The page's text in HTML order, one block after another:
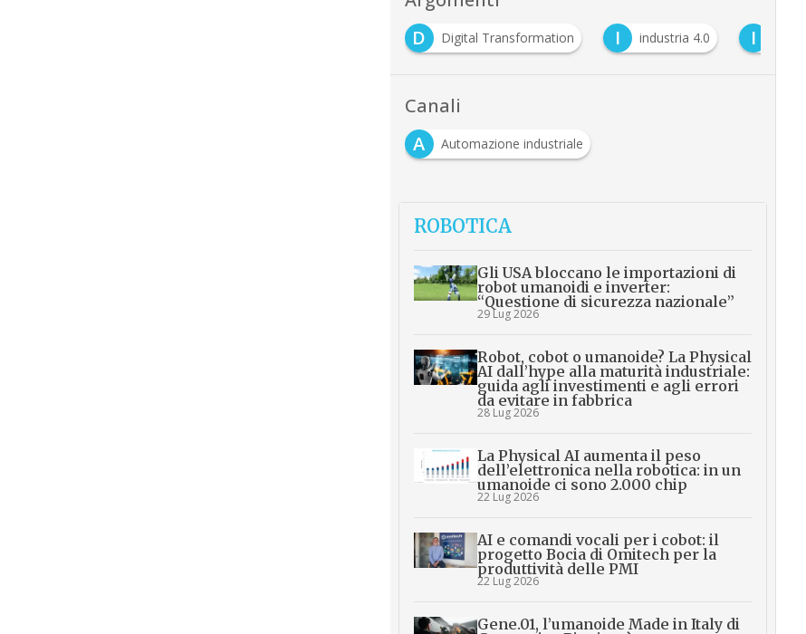
D Digital Transformation I industria 4.0 I
Canali
A
Automazione industriale
ROBOTICA
Gli USA bloccano le importazioni di
robot umanoidi e inverter:
“Questione di sicurezza nazionale”
29 Lug 2026
Robot, cobot o umanoide? La Physical
AI dall’hype alla maturità industriale:
guida agli investimenti e agli errori
da evitare in fabbrica
28 Lug 2026
La Physical AI aumenta il peso
dell’elettronica nella robotica: in un
umanoide ci sono 2.000 chip
22 Lug 2026
AI e comandi vocali per i cobot: il
progetto Bocia di Omitech per la
produttività delle PMI
22 Lug 2026
Gene.01, l’umanoide Made in Italy di